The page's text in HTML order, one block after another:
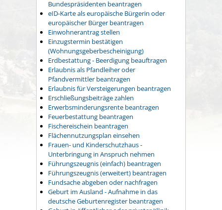
Bundespräsidenten beantragen
eID-Karte als europäische Bürgerin oder
europäischer Bürger beantragen
Einwohnerantrag stellen
Einzugstermin bestätigen
(Wohnungsgeberbescheinigung)
Erdbestattung - Beerdigung beauftragen
Erlaubnis als Pfandleiher oder
Pfandvermittler beantragen
Erlaubnis für Versteigerungen beantragen
Erschließungsbeiträge zahlen
Erwerbsminderungsrente beantragen
Feuerbestattung beantragen
Fischereischein beantragen
Flächennutzungsplan einsehen
Frauen- und Kinderschutzhaus -
Unterbringung in Anspruch nehmen
Führungszeugnis (einfach) beantragen
Führungszeugnis (erweitert) beantragen
Fundsache abgeben oder nachfragen
Geburt im Ausland - Aufnahme in das
deutsche Geburtenregister beantragen